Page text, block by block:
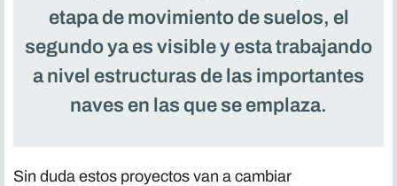
etapa de movimiento de suelos, el
segundo ya es visible y esta trabajando
a nivel estructuras de las importantes
naves en las que se emplaza.
Sin duda estos proyectos van a cambiar